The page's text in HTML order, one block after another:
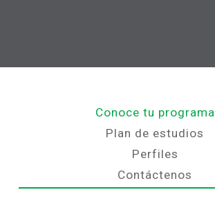
Conoce tu programa
Plan de estudios
Perfiles
Contáctenos